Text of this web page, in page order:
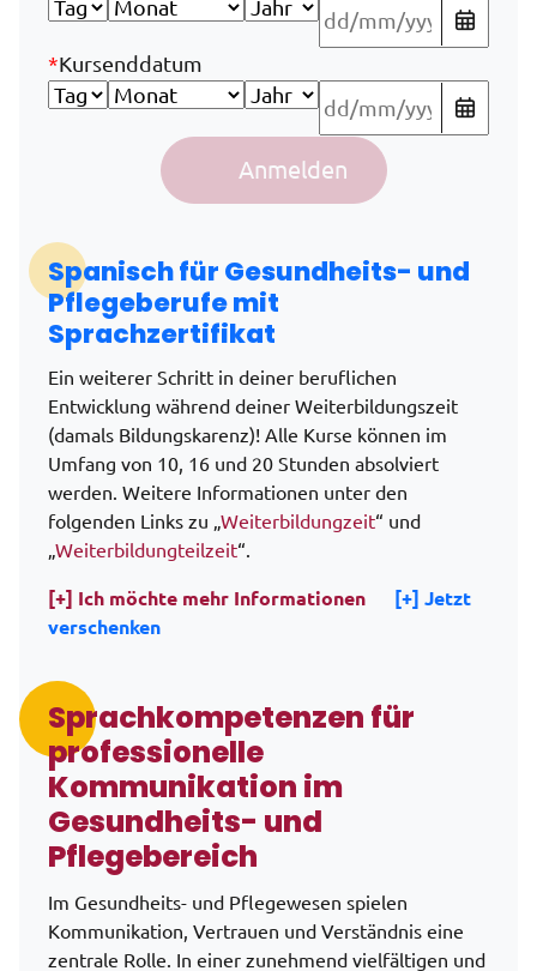
*Kursenddatum
Spanisch für Gesundheits- und Pflegewesen im
Anmelden
Spanisch fürGesundheits- und
Pflegeberufemit
Sprachzertifikat
Ein weiterer Schritt in deiner beruflichen
Entwicklung während deiner Weiterbildungszeit
(damals Bildungskarenz)! Alle Kurse können im
Umfang von 10, 16 und 20 Stunden absolviert
werden. Weitere Informationen unter den
folgenden Links zu „Weiterbildungzeit“ und
„Weiterbildungteilzeit“.
[+] Ich möchte mehr Informationen
[+] Jetzt
verschenken
Sprachkompetenzen für
professionelle
Kommunikation im
Gesundheits- und
Pflegebereich
Im Gesundheits- und Pflegewesen spielen
Kommunikation, Vertrauen und Verständnis eine
zentrale Rolle. In einer zunehmend vielfältigen und